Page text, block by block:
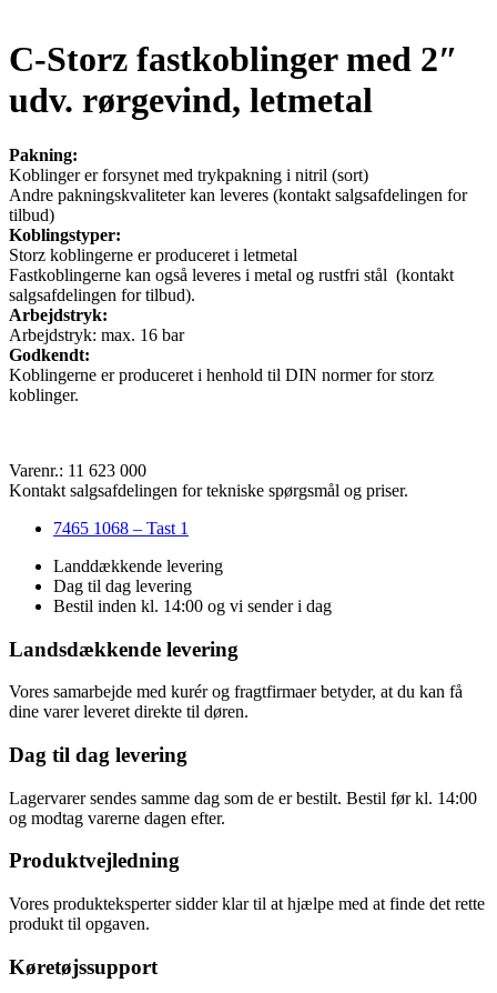
C-Storz fastkoblinger med 2″
udv. rørgevind, letmetal
Pakning:
Koblinger er forsynet med trykpakning i nitril (sort)
Andre pakningskvaliteter kan leveres (kontakt salgsafdelingen for
tilbud)
Koblingstyper:
Storz koblingerne er produceret i letmetal
Fastkoblingerne kan også leveres i metal og rustfri stål (kontakt
salgsafdelingen for tilbud).
Arbejdstryk:
Arbejdstryk: max. 16 bar
Godkendt:
Koblingerne er produceret i henhold til DIN normer for storz
koblinger.
Varenr.: 11 623 000
Kontakt salgsafdelingen for tekniske spørgsmål og priser.
7465 1068 – Tast 1
Landdækkende levering
Dag til dag levering
Bestil inden kl. 14:00 og vi sender i dag
Landsdækkende levering
Vores samarbejde med kurér og fragtfirmaer betyder, at du kan få
dine varer leveret direkte til døren.
Dag til dag levering
Lagervarer sendes samme dag som de er bestilt. Bestil før kl. 14:00
og modtag varerne dagen efter.
Produktvejledning
Vores produkteksperter sidder klar til at hjælpe med at finde det rette
produkt til opgaven.
Køretøjssupport